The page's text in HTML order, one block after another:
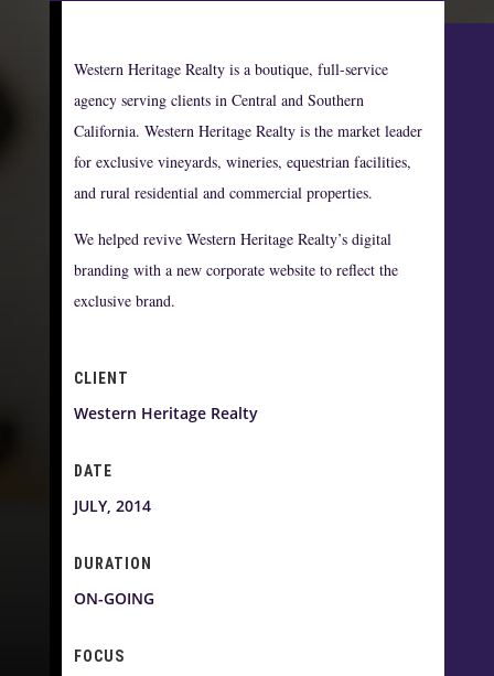
Western Heritage Realty is a boutique, full-service
agency serving clients in Central and Southern
California. Western Heritage Realty is the market leader
for exclusive vineyards, wineries, equestrian facilities,
and rural residential and commercial properties.
We helped revive Western Heritage Realty’s digital
branding with a new corporate website to reflect the
exclusive brand.
CLIENT
Western Heritage Realty
DATE
JULY, 2014
DURATION
ON-GOING
FOCUS